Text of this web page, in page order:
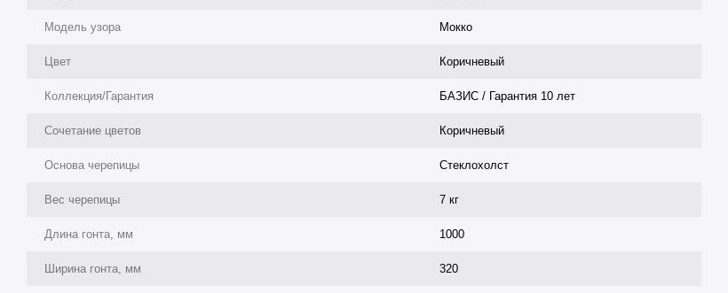
Модель узора Мокко
Цвет Коричневый
Коллекция/Гарантия БАЗИС / Гарантия 10 лет
Сочетание цветов Коричневый
Основа черепицы Стеклохолст
Вес черепицы 7 кг
Длина гонта, мм 1000
Ширина гонта, мм 320